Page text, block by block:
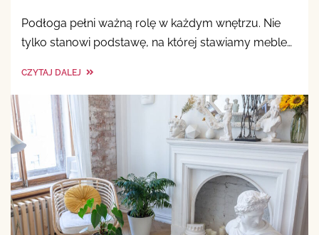
Podłoga pełni ważną rolę w każdym wnętrzu. Nie
tylko stanowi podstawę, na której stawiamy meble…
CZYTAJ DALEJ